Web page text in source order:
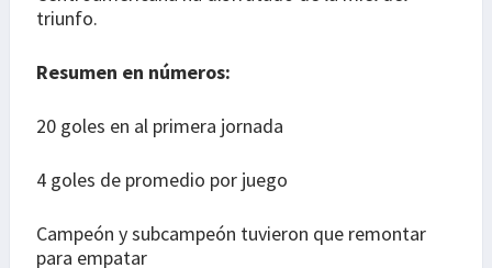
triunfo.
Resumen en números:
20 goles en al primera jornada
4 goles de promedio por juego
Campeón y subcampeón tuvieron que remontar
para empatar